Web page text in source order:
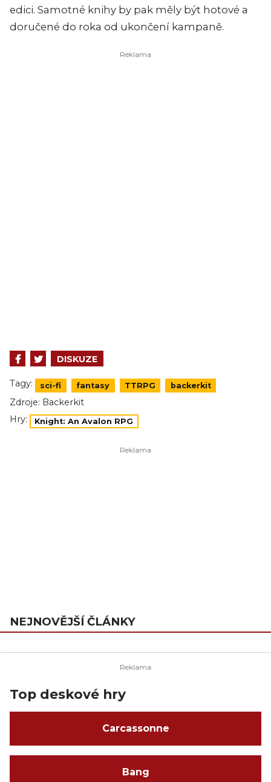
edici. Samotné knihy by pak měly být hotové a
doručené do roka od ukončení kampaně.
DISKUZE
Tagy: sci-fi fantasy TTRPG backerkit
Zdroje: Backerkit
Hry:
Knight: An Avalon RPG
NEJNOVĚJŠÍ ČLÁNKY
Top deskové hry
Carcassonne
Bang